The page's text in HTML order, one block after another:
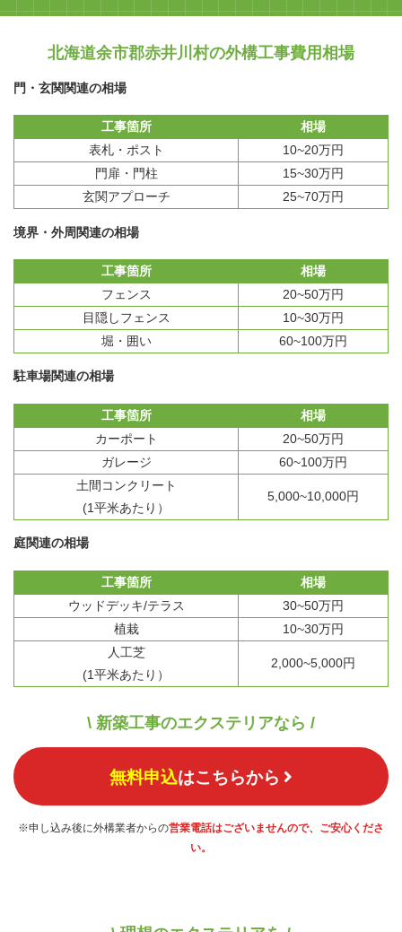
北海道余市郡赤井川村の外構工事費用相場
門・玄関関連の相場
工事箇所
相場
表札・ポスト
10~20万円
門扉・門柱
15~30万円
玄関アプローチ
25~70万円
境界・外周関連の相場
工事箇所
相場
フェンス
20~50万円
目隠しフェンス
10~30万円
堀・囲い
60~100万円
駐車場関連の相場
工事箇所
相場
カーポート
20~50万円
ガレージ
60~100万円
土間コンクリート
(1平米あたり）
5,000~10,000円
庭関連の相場
工事箇所
相場
ウッドデッキ/テラス
30~50万円
植栽
10~30万円
人工芝
(1平米あたり）
2,000~5,000円
\ 新築工事のエクステリアなら /
無料申込はこちらから
※申し込み後に外構業者からの営業電話はございませんので、ご安心くださ
い。